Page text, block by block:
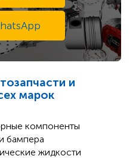
и
марок
компоненты
бампера
жидкости